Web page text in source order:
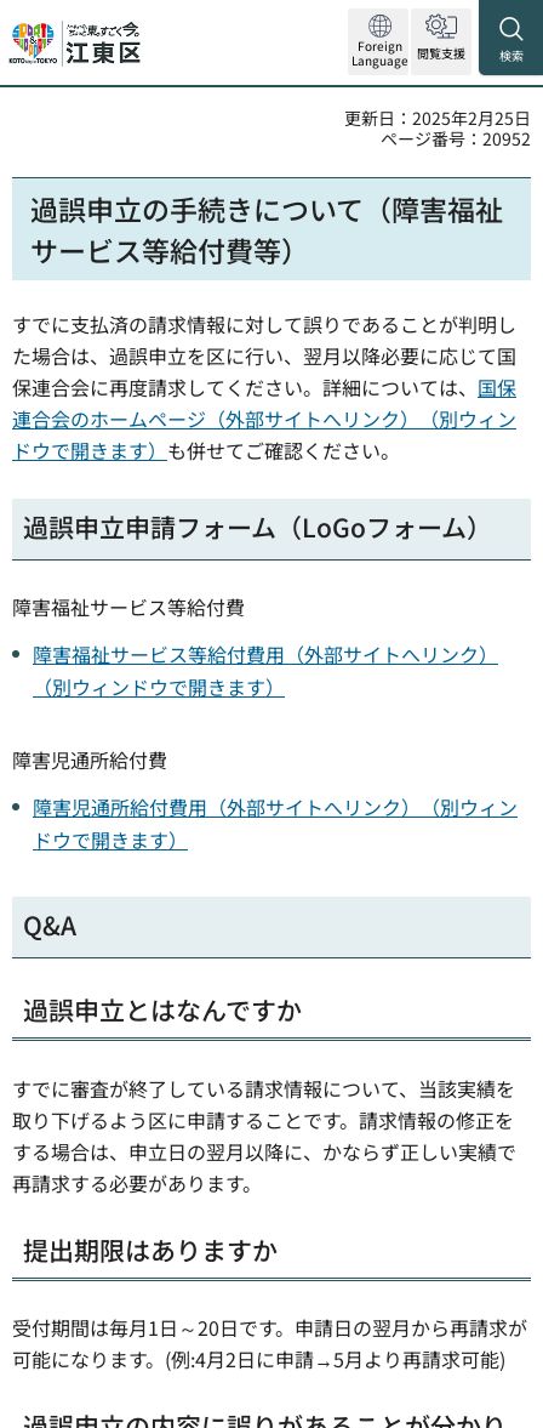
Foreign
Language 閲覧支援 検索
更新日：2025年2月25日
ページ番号：20952
過誤申立の手続きについて（障害福祉
サービス等給付費等）
すでに支払済の請求情報に対して誤りであることが判明し
た場合は、過誤申立を区に行い、翌月以降必要に応じて国
保連合会に再度請求してください。詳細については、 国保
連合会のホームページ（外部サイトへリンク）（別ウィン
ドウで開きます） も併せてご確認ください。
過誤申立申請フォーム（LoGoフォーム）
障害福祉サービス等給付費
障害福祉サービス等給付費用（外部サイトへリンク）
（別ウィンドウで開きます）
障害児通所給付費
障害児通所給付費用（外部サイトへリンク）（別ウィン
ドウで開きます）
Q&A
過誤申立とはなんですか
すでに審査が終了している請求情報について、当該実績を
取り下げるよう区に申請することです。請求情報の修正を
する場合は、申立日の翌月以降に、かならず正しい実績で
再請求する必要があります。
提出期限はありますか
受付期間は毎月1日～20日です。申請日の翌月から再請求が
可能になります。(例:4月2日に申請→5月より再請求可能)